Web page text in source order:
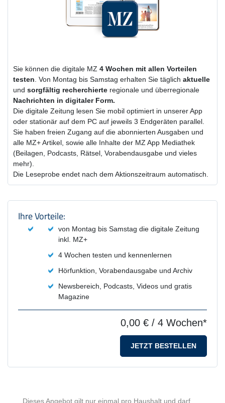
Sie können die digitale MZ 4 Wochen mit allen Vorteilen
testen. Von Montag bis Samstag erhalten Sie täglich aktuelle
und sorgfältig recherchierte regionale und überregionale
Nachrichten in digitaler Form.
Die digitale Zeitung lesen Sie mobil optimiert in unserer App
oder stationär auf dem PC auf jeweils 3 Endgeräten parallel.
Sie haben freien Zugang auf die abonnierten Ausgaben und
alle MZ+ Artikel, sowie alle Inhalte der MZ App Mediathek
(Beilagen, Podcasts, Rätsel, Vorabendausgabe und vieles
mehr).
Die Leseprobe endet nach dem Aktionszeitraum automatisch.
Produktzusammenfassung und
Ihre Vorteile:
von Montag bis Samstag die digitale Zeitung
inkl. MZ+
4 Wochen testen und kennenlernen
Hörfunktion, Vorabendausgabe und Archiv
Newsbereich, Podcasts, Videos und gratis
Magazine
0,00 € / 4 Wochen*
JETZT BESTELLEN
Dieses Angebot gilt nur einmal pro Haushalt und darf